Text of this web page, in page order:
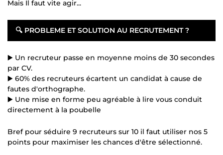
Mais Il faut vite agir...
🔍 PROBLEME ET SOLUTION AU RECRUTEMENT ?
▶️ Un recruteur passe en moyenne moins de 30 secondes
par CV.
▶️ 60% des recruteurs écartent un candidat à cause de
fautes d'orthographe.
▶️ Une mise en forme peu agréable à lire vous conduit
directement à la poubelle
Bref pour séduire 9 recruteurs sur 10 il faut utiliser nos 5
points pour maximiser les chances d'être sélectionné.